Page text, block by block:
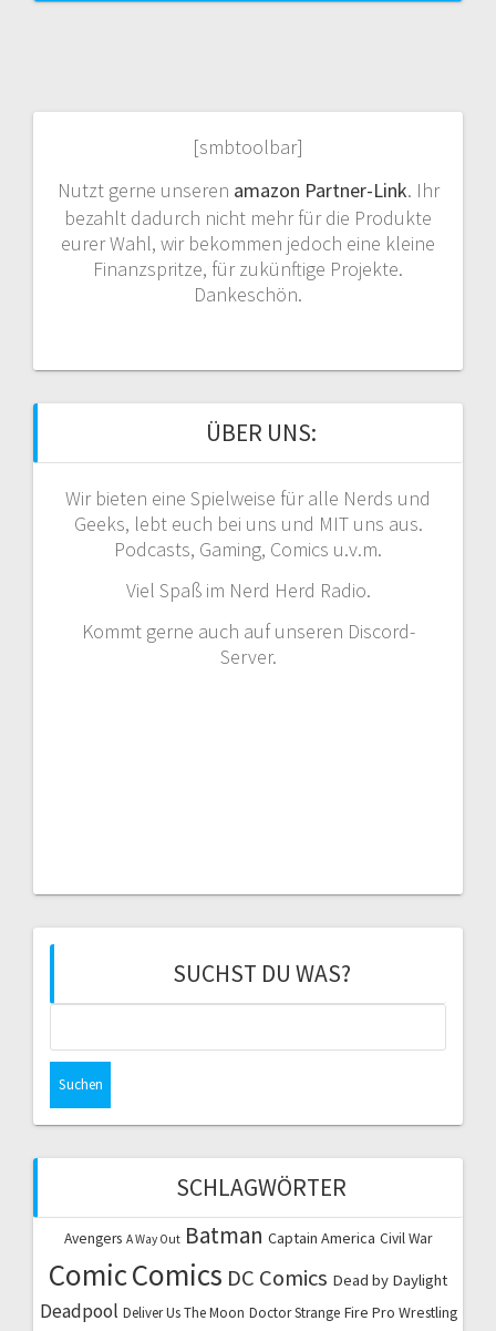
[smbtoolbar]
Nutzt gerne unseren amazon Partner-Link. Ihr
bezahlt dadurch nicht mehr für die Produkte
eurer Wahl, wir bekommen jedoch eine kleine
Finanzspritze, für zukünftige Projekte.
Dankeschön.
ÜBER UNS:
Wir bieten eine Spielweise für alle Nerds und
Geeks, lebt euch bei uns und MIT uns aus.
Podcasts, Gaming, Comics u.v.m.
Viel Spaß im Nerd Herd Radio.
Kommt gerne auch auf unseren Discord-
Server.
SUCHST DU WAS?
SCHLAGWÖRTER
Avengers A Way Out Batman Captain America Civil War
ComicComics DC Comics Dead by Daylight
Deadpool Deliver Us The Moon Doctor Strange Fire Pro Wrestling